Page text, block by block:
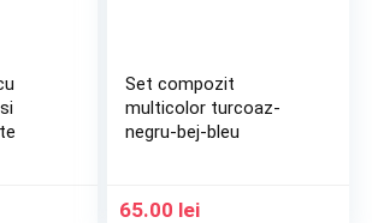
Set compozit
multicolor turcoaz-
negru-bej-bleu
65.00 lei